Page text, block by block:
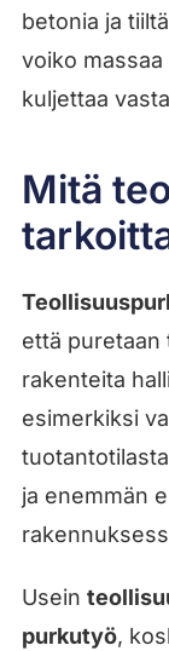
betonia ja
voiko
kuljettaa
Mitä
että puretaan
rakenteita
esimerkiksi
ja enemmän
Usein
purkutyö,